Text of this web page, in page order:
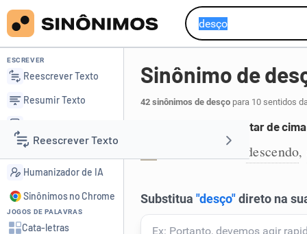
Reescrever Texto
Resumir Texto
Corrigir Texto
ESCREVER
Reescrever Texto
Resumir Texto
Detector de IA
Humanizador de IA
Sinônimos no Chrome
JOGOS DE PALAVRAS
Cata-letras
Sinônimo de
42 sinônimos de desçopara 10 sentidos
Deslocar ou movimentar de
abaixo descendo,